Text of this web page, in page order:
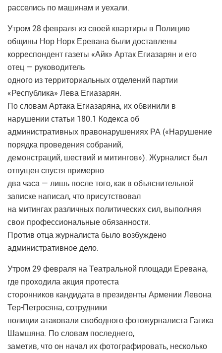
расселись по машинам и уехали.
Утром 28 февраля из своей квартиры в Полицию
общины Нор Норк Еревана были доставлены
корреспондент газеты «Айк» Артак Егиазарян и его
отец — руководитель
одного из территориальных отделений партии
«Республика» Лева Егиазарян.
По словам Артака Егиазаряна, их обвинили в
нарушении статьи 180.1 Кодекса об
административных правонарушениях РА («Нарушение
порядка проведения собраний,
демонстраций, шествий и митингов»). Журналист был
отпущен спустя примерно
два часа — лишь после того, как в объяснительной
записке написал, что присутствовал
на митингах различных политических сил, выполняя
свои профессиональные обязанности.
Против отца журналиста было возбуждено
административное дело.
Утром 29 февраля на Театральной площади Еревана,
где проходила акция протеста
сторонников кандидата в президенты Армении Левона
Тер-Петросяна, сотрудники
полиции атаковали свободного фотожурналиста Гагика
Шамшяна. По словам последнего,
заметив, что он начал их фотографировать, несколько